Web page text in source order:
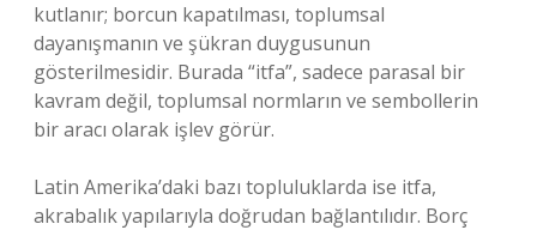
kutlanır; borcun kapatılması, toplumsal
dayanışmanın ve şükran duygusunun
gösterilmesidir. Burada “itfa”, sadece parasal bir
kavram değil, toplumsal normların ve sembollerin
bir aracı olarak işlev görür.
Latin Amerika’daki bazı topluluklarda ise itfa,
akrabalık yapılarıyla doğrudan bağlantılıdır. Borç